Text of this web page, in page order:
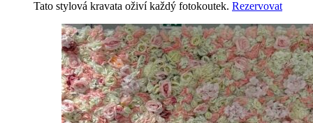
Tato stylová kravata oživí každý fotokoutek. Rezervovat